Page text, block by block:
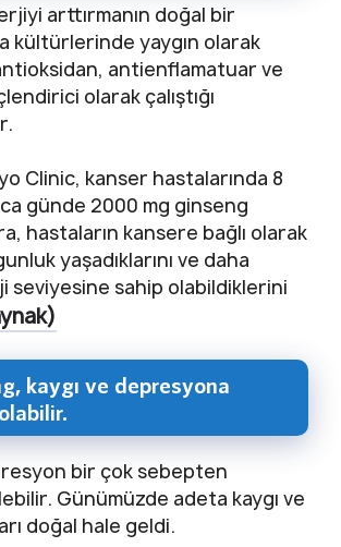
arttırmanın doğal bir
kültürlerinde yaygın olarak
antienflamatuar ve
olarak çalıştığı
Clinic, kanser hastalarında 8
günde 2000 mg ginseng
hastaların kansere bağlı olarak
yaşadıklarını ve daha
seviyesine sahip olabildiklerini
kaygı ve depresyona
bir çok sebepten
Günümüzde adeta kaygı ve
doğal hale geldi.